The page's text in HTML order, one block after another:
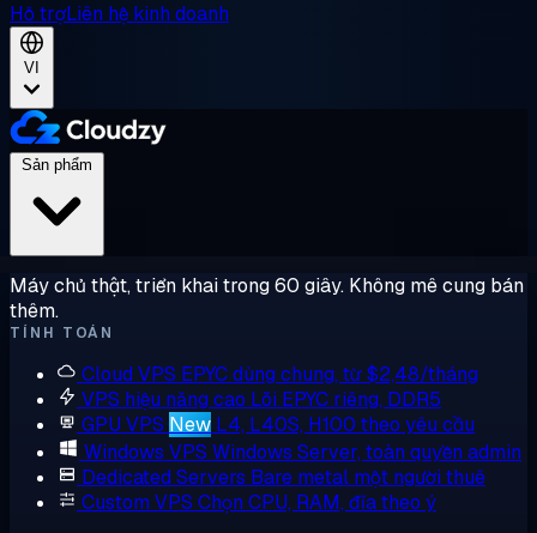
Hỗ trợLiên hệ kinh doanh
VI
Máy chủ thật, triển khai trong 60 giây. Không mê cung bán
thêm.
TÍNH TOÁN
Cloud VPS EPYC dùng chung, từ $2,48/tháng
VPS hiệu năng cao Lõi EPYC riêng, DDR5
GPU VPS New L4, L40S, H100 theo yêu cầu
Windows VPS Windows Server, toàn quyền admin
Dedicated Servers Bare metal một người thuê
Custom VPS Chọn CPU, RAM, đĩa theo ý